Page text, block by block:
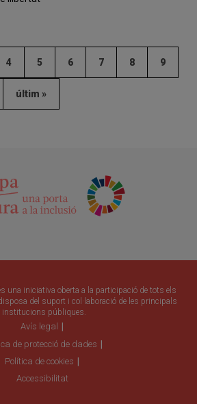
4 5 6 7 8 9
últim »
una iniciativa oberta a la participació de tots els
del suport i col·laboració de les principals
institucions públiques.
Avís legal
de protecció de dades
Política de cookies
Accessibilitat